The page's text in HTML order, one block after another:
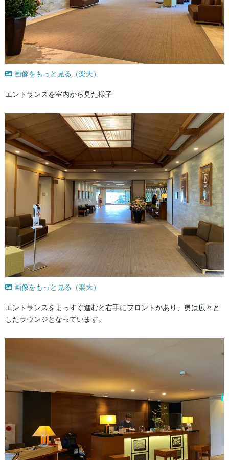
画像をもっと見る（楽天）
エントランスを室内から見た様子
画像をもっと見る（楽天）
エントランスをまっすぐ進むと右手にフロントがあり、奥は広々と
したラウンジとなっています。